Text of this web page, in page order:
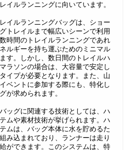
イルランニングに向いています。
イルランニングバッグは、ショー
トレイルまで幅広いシーンで利用
時間のトレイルランニングであれ
ルギーを持ち運ぶためのミニマル
す。しかし、数日間のトレイルハ
ラソンの場合は、大容量で安定し
イプが必要となります。また、山
ベントに参加する際にも、特化し
が求められます。
ッグに関連する技術としては、ハ
ムや素材技術が挙げられます。ハ
ムは、バッグ本体に水を貯めるた
み込まれており、ランナーは走り
ができます。このシステムは、特